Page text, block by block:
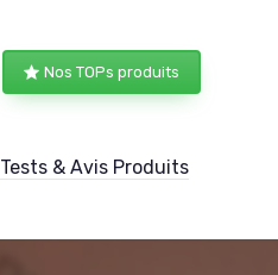
Nos TOPs produits
Tests & Avis Produits